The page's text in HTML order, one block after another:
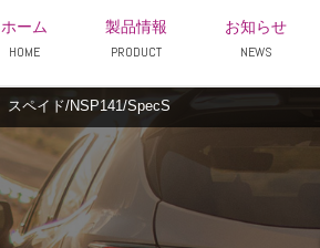
ホーム
HOME
製品情報
PRODUCT
お知らせ
NEWS
スペイド/NSP141/SpecS